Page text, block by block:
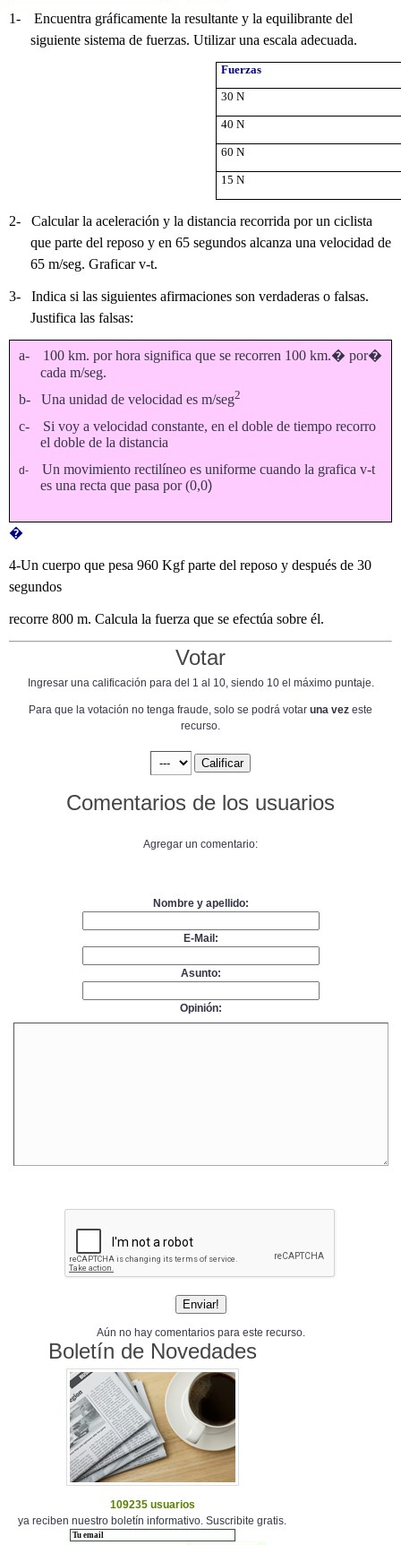
1-
Encuentra gráficamente la resultante y la equilibrante del
siguiente sistema de fuerzas. Utilizar una escala adecuada.
Fuerzas
30 N
40 N
60 N
15 N
2-
Calcular la aceleración y la distancia recorrida por un ciclista
que parte del reposo y en 65 segundos alcanza una velocidad de
65 m/seg. Graficar v-t.
3-
Indica si las siguientes afirmaciones son verdaderas o falsas.
Justifica las falsas:
a-
100 km. por hora significa que se recorren 100 km.� por�
cada m/seg.
b-
Una unidad de velocidad es m/seg2
c-
Si voy a velocidad constante, en el doble de tiempo recorro
el doble de la distancia
d-
Un movimiento rectilíneo es uniforme cuando la grafica v-t
es una recta que pasa por (0,0)
�
4-Un cuerpo que pesa 960 Kgf parte del reposo y después de 30
segundos
recorre 800 m. Calcula la fuerza que se efectúa sobre él.
Votar
Ingresar una calificación para del 1 al 10, siendo 10 el máximo puntaje.
Para que la votación no tenga fraude, solo se podrá votar una vez este
recurso.
Comentarios de los usuarios
Agregar un comentario:
Nombre y apellido:
E-Mail:
Asunto:
Opinión:
Aún no hay comentarios para este recurso.
Boletín de Novedades
109235 usuarios
ya reciben nuestro boletín informativo. Suscribite gratis.